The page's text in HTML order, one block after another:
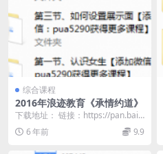
综合课程
2016年浪迹教育《承情约道》
下载地址： 链接：https://pan.baid
u.com/s/1P7xoGx...
6 年前 9.9